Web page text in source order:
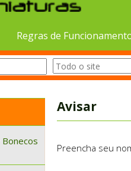
Regras de
Avisar
Preencha seu